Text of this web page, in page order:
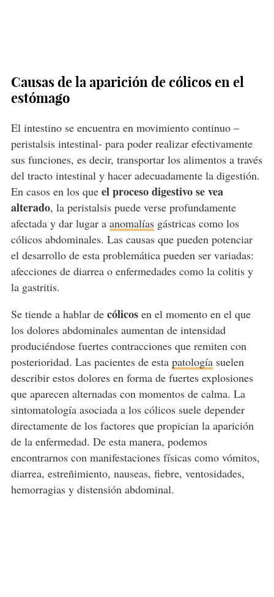
Causas de la aparición de cólicos en el
estómago
El intestino se encuentra en movimiento continuo –
peristalsis intestinal- para poder realizar efectivamente
sus funciones, es decir, transportar los alimentos a través
del tracto intestinal y hacer adecuadamente la digestión.
En casos en los que el proceso digestivo se vea
alterado, la peristalsis puede verse profundamente
afectada y dar lugar a anomalíasgástricas como los
cólicos abdominales. Las causas que pueden potenciar
el desarrollo de esta problemática pueden ser variadas:
afecciones de diarrea o enfermedades como la colitis y
la gastritis.
Se tiende a hablar de cólicosen el momento en el que
los dolores abdominales aumentan de intensidad
produciéndose fuertes contracciones que remiten con
posterioridad. Las pacientes de esta patologíasuelen
describir estos dolores en forma de fuertes explosiones
que aparecen alternadas con momentos de calma. La
sintomatología asociada a los cólicos suele depender
directamente de los factores que propician la aparición
de la enfermedad. De esta manera, podemos
encontrarnos con manifestaciones físicas como vómitos,
diarrea, estreñimiento, nauseas, fiebre, ventosidades,
hemorragias y distensión abdominal.